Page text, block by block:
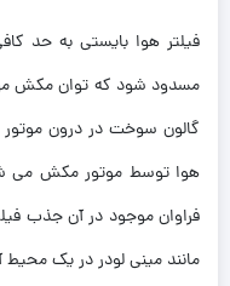
فیلتر هوا بایستی به حد
مسدود شود که توان مکش
هوا توسط موتور مکش می
فراوان موجود در آن جذب
مانند مینی لودر در یک